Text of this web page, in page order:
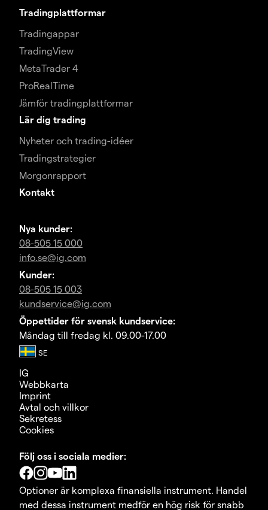
Tradingplattformar
Tradingappar
TradingView
MetaTrader 4
ProRealTime
Jämför tradingplattformar
Lär dig trading
Nyheter och trading-idéer
Tradingstrategier
Morgonrapport
Kontakt
Nya kunder:
08-505 15 000
info.se@ig.com
Kunder:
08-505 15 003
kundservice@ig.com
Öppettider för svensk kundservice:
Måndag till fredag kl. 09.00-17.00
IG
Webbkarta
Imprint
Avtal och villkor
Sekretess
Cookies
Följ oss i sociala medier:
Optioner är komplexa finansiella instrument. Handel
med dessa instrument medför en hög risk för snabb